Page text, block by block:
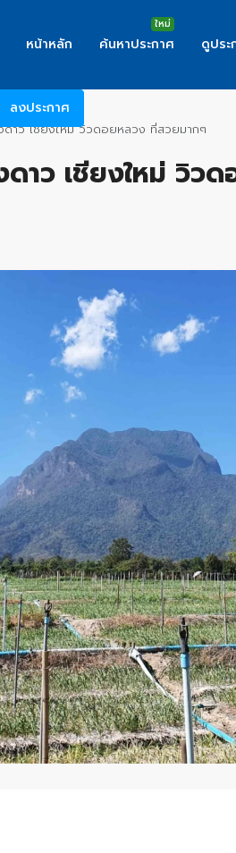
หน้าหลัก ค้นหาประกาศ ดูประ
ลงประกาศ
ดาว เชียงใหม่ วิวดอยหลวง ที่สวยมากๆ
าว เชียงใหม่ วิว